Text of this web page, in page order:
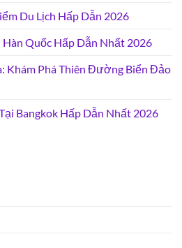
Du Lịch Hấp Dẫn 2026
Quốc Hấp Dẫn Nhất 2026
Khám Phá Thiên Đường Biển Đảo
Bangkok Hấp Dẫn Nhất 2026